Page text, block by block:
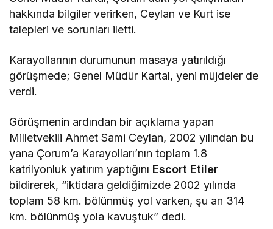
hakkında bilgiler verirken, Ceylan ve Kurt ise
talepleri ve sorunları iletti.
Karayollarının durumunun masaya yatırıldığı
görüşmede; Genel Müdür Kartal, yeni müjdeler de
verdi.
Görüşmenin ardından bir açıklama yapan
Milletvekili Ahmet Sami Ceylan, 2002 yılından bu
yana Çorum’a Karayolları’nın toplam 1.8
katrilyonluk yatırım yaptığını Escort Etiler
bildirerek, “iktidara geldiğimizde 2002 yılında
toplam 58 km. bölünmüş yol varken, şu an 314
km. bölünmüş yola kavuştuk” dedi.